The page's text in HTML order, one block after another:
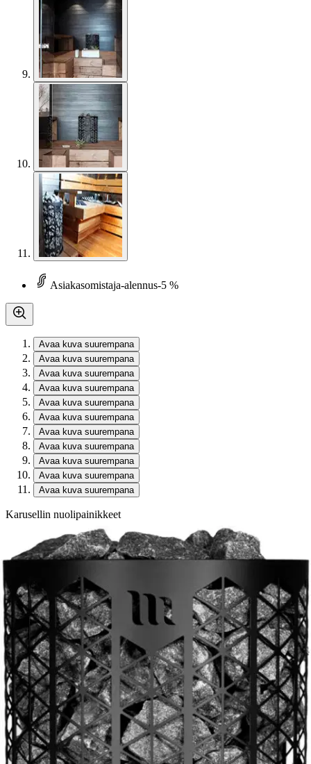
Asiakasomistaja-alennus-5 %
Avaa kuva suurempana
Avaa kuva suurempana
Avaa kuva suurempana
Avaa kuva suurempana
Avaa kuva suurempana
Avaa kuva suurempana
Avaa kuva suurempana
Avaa kuva suurempana
Avaa kuva suurempana
Avaa kuva suurempana
Avaa kuva suurempana
Karusellin nuolipainikkeet
Seuraava